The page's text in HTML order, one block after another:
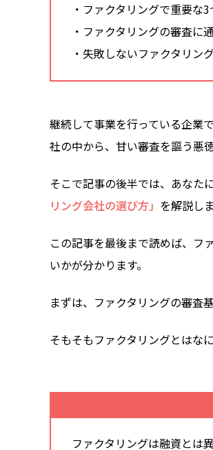
・ファクタリングで重要な
・ファクタリングの審査に
・失敗しないファクタリン
継続して事業を行っている企業
社の中から、甘い審査を謳う悪
そこで記事の後半では、あなた
リング会社の選び方」 を解説し
この記事を最後まで読めば、フ
いかが分かります。
まずは、ファクタリングの審査
そもそもファクタリングとはな
ファクタリングは融資とは